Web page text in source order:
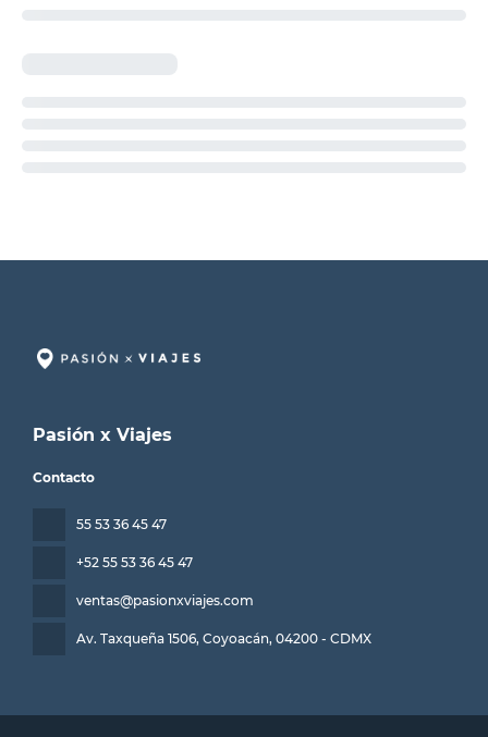
Pasión x Viajes
Contacto
55 53 36 45 47
+52 55 53 36 45 47
ventas@pasionxviajes.com
Av. Taxqueña 1506, Coyoacán, 04200 - CDMX